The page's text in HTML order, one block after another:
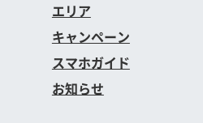
エリア
キャンペーン
スマホガイド
お知らせ